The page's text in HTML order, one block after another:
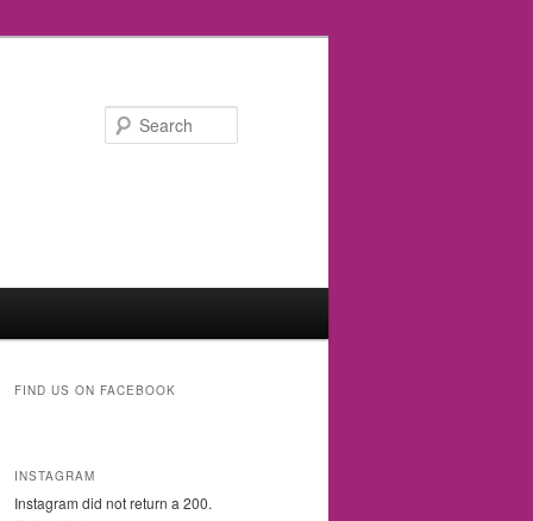
FIND US ON FACEBOOK
INSTAGRAM
Instagram did not return a 200.